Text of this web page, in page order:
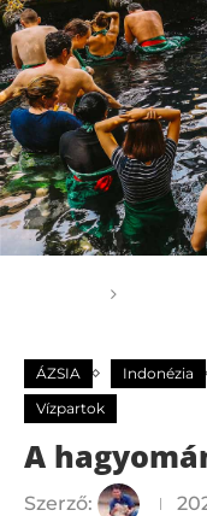
ÁZSIA Indonézia
Vízpartok
A
Szerző: